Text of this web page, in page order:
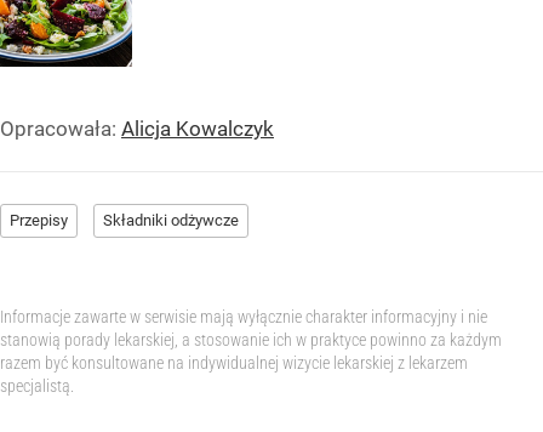
Opracowała: Alicja Kowalczyk
Przepisy Składniki odżywcze
Informacje zawarte w serwisie mają wyłącznie charakter informacyjny i nie
stanowią porady lekarskiej, a stosowanie ich w praktyce powinno za każdym
razem być konsultowane na indywidualnej wizycie lekarskiej z lekarzem
specjalistą.